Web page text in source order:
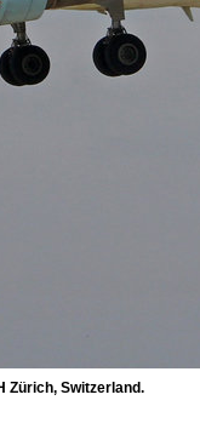
Zürich, Switzerland.